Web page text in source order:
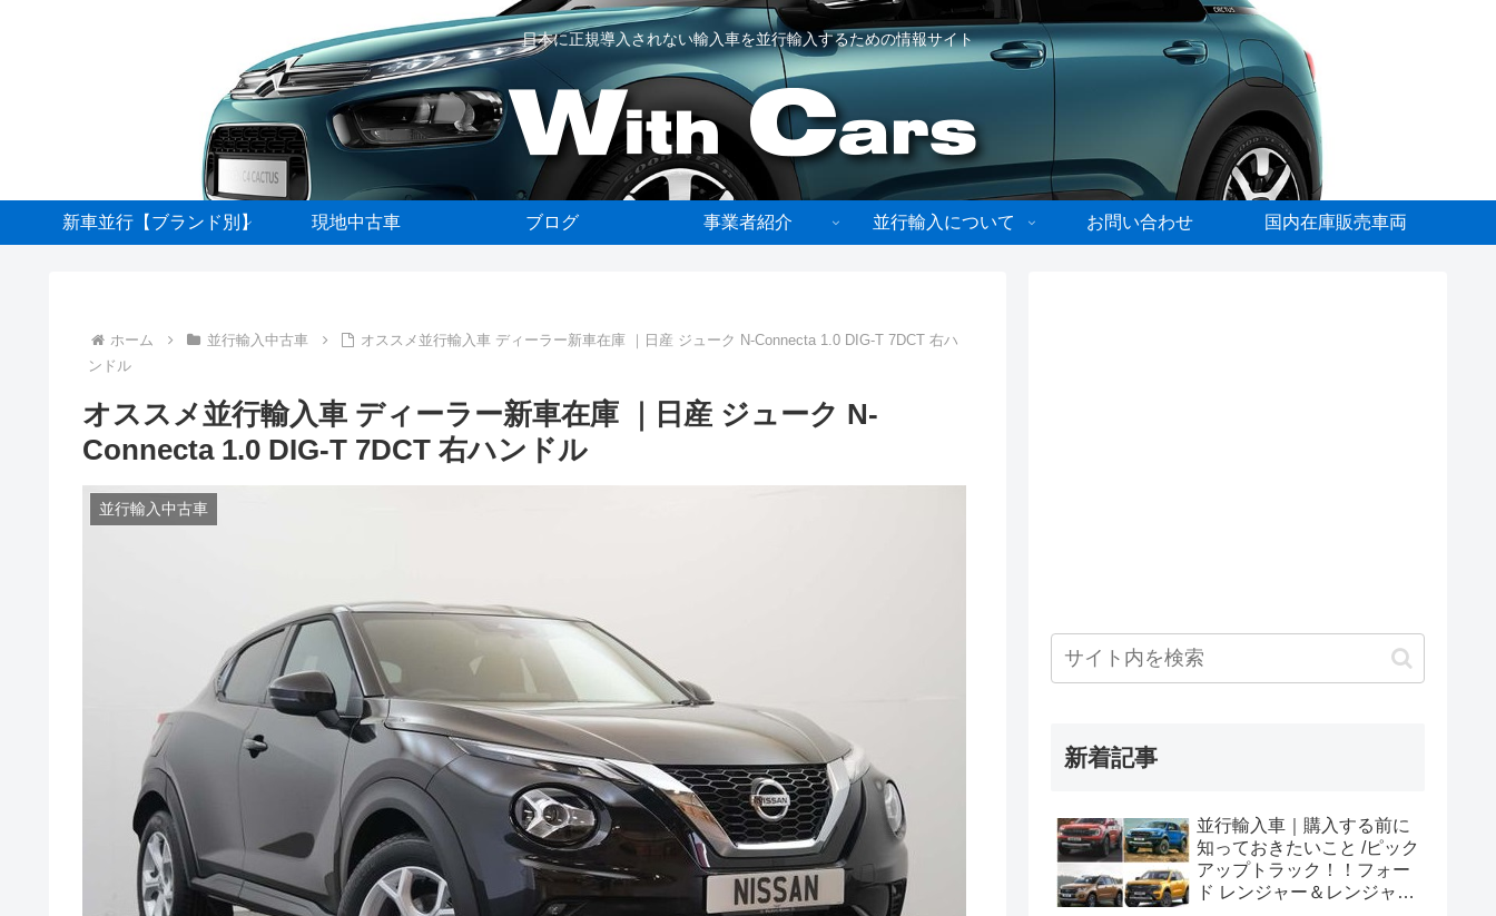
日本に正規導入されない輸入車を並行輸入するための情報サイト
新車並行【ブランド別】 現地中古車 ブログ 事業者紹介 並行輸入について お問い合わせ 国内在庫販売車両
ホーム 並行輸入中古車
オススメ並行輸入車 ディーラー新車在庫 ｜日産 ジューク N-Connecta 1.0 DIG-T 7DCT 右ハ
ンドル
オススメ並行輸入車 ディーラー新車在庫 ｜日産 ジューク N-
Connecta 1.0 DIG-T 7DCT 右ハンドル
並行輸入中古車
新着記事
並行輸入車｜購入する前に
知っておきたいこと /ピック
アップトラック！！フォー
ド レンジャー＆レンジャー